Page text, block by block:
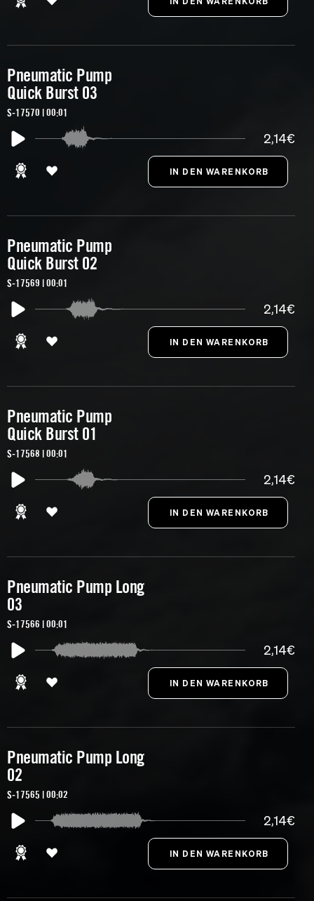
Pneumatic Pump
Quick Burst 03
S-17570 | 00:01
2,14€
Pneumatic Pump
Quick Burst 02
S-17569 | 00:01
2,14€
Pneumatic Pump
Quick Burst 01
S-17568 | 00:01
2,14€
Pneumatic Pump Long
03
S-17566 | 00:01
2,14€
Pneumatic Pump Long
02
S-17565 | 00:02
2,14€